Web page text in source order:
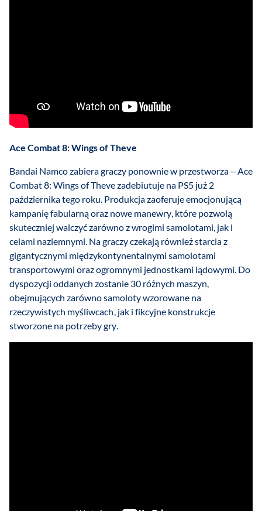
Ace Combat 8: Wings of Theve
Bandai Namco zabiera graczy ponownie w przestworza – Ace
Combat 8: Wings of Theve zadebiutuje na PS5 już 2
października tego roku. Produkcja zaoferuje emocjonującą
kampanię fabularną oraz nowe manewry, które pozwolą
skuteczniej walczyć zarówno z wrogimi samolotami, jak i
celami naziemnymi. Na graczy czekają również starcia z
gigantycznymi międzykontynentalnymi samolotami
transportowymi oraz ogromnymi jednostkami lądowymi. Do
dyspozycji oddanych zostanie 30 różnych maszyn,
obejmujących zarówno samoloty wzorowane na
rzeczywistych myśliwcach, jak i fikcyjne konstrukcje
stworzone na potrzeby gry.